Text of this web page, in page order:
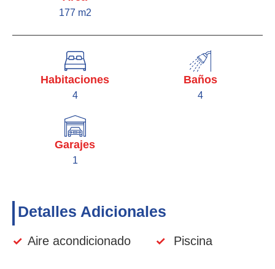
177 m2
Habitaciones
4
Baños
4
Garajes
1
Detalles Adicionales
✓ Aire acondicionado ✓ Piscina